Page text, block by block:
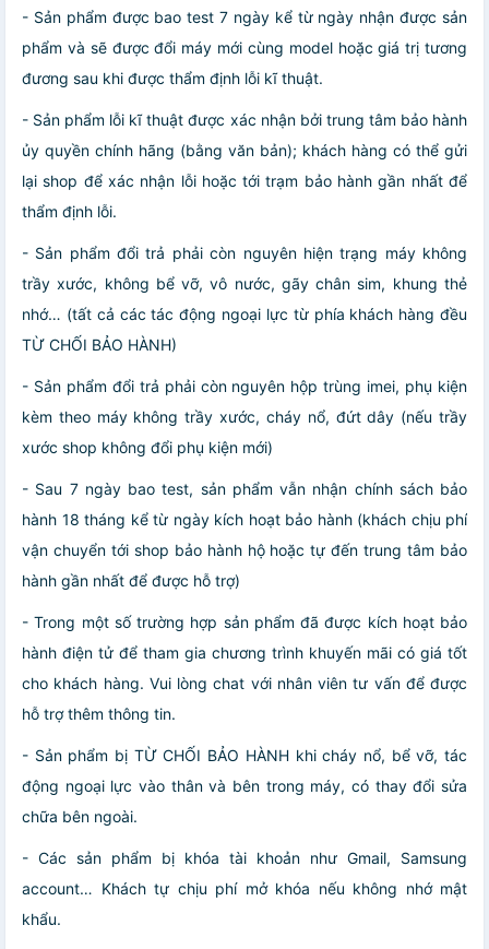
- Sản phẩm được bao test 7 ngày kể từ ngày nhận được sản
phẩm và sẽ được đổi máy mới cùng model hoặc giá trị tương
đương sau khi được thẩm định lỗi kĩ thuật.
- Sản phẩm lỗi kĩ thuật được xác nhận bởi trung tâm bảo hành
ủy quyền chính hãng (bằng văn bản); khách hàng có thể gửi
lại shop để xác nhận lỗi hoặc tới trạm bảo hành gần nhất để
thẩm định lỗi.
- Sản phẩm đổi trả phải còn nguyên hiện trạng máy không
trầy xước, không bể vỡ, vô nước, gãy chân sim, khung thẻ
nhớ… (tất cả các tác động ngoại lực từ phía khách hàng đều
TỪ CHỐI BẢO HÀNH)
- Sản phẩm đổi trả phải còn nguyên hộp trùng imei, phụ kiện
kèm theo máy không trầy xước, cháy nổ, đứt dây (nếu trầy
xước shop không đổi phụ kiện mới)
- Sau 7 ngày bao test, sản phẩm vẫn nhận chính sách bảo
hành 18 tháng kể từ ngày kích hoạt bảo hành (khách chịu phí
vận chuyển tới shop bảo hành hộ hoặc tự đến trung tâm bảo
hành gần nhất để được hỗ trợ)
- Trong một số trường hợp sản phẩm đã được kích hoạt bảo
hành điện tử để tham gia chương trình khuyến mãi có giá tốt
cho khách hàng. Vui lòng chat với nhân viên tư vấn để được
hỗ trợ thêm thông tin.
- Sản phẩm bị TỪ CHỐI BẢO HÀNH khi cháy nổ, bể vỡ, tác
động ngoại lực vào thân và bên trong máy, có thay đổi sửa
chữa bên ngoài.
- Các sản phẩm bị khóa tài khoản như Gmail, Samsung
account… Khách tự chịu phí mở khóa nếu không nhớ mật
khẩu.